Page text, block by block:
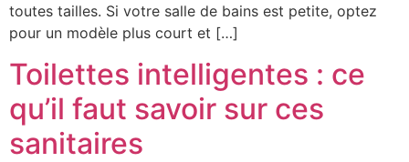
toutes tailles. Si votre salle de bains est petite, optez
pour un modèle plus court et […]
Toilettes intelligentes : ce
qu’il faut savoir sur ces
sanitaires